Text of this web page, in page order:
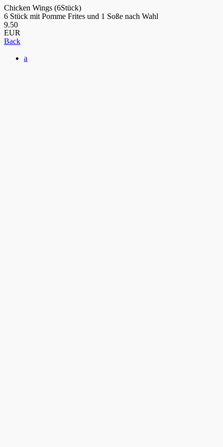
Chicken Wings (6Stück)
6 Stück mit Pomme Frites und 1 Soße nach Wahl
9.50
EUR
Back
a